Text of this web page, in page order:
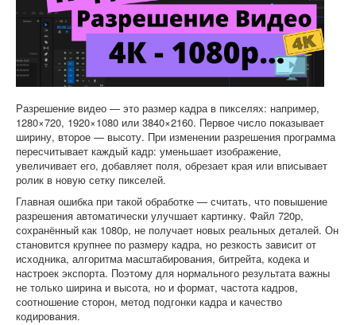
Софт
Разрешение видео — это размер кадра в пикселях: например,
1280×720, 1920×1080 или 3840×2160. Первое число показывает
ширину, второе — высоту. При изменении разрешения программа
пересчитывает каждый кадр: уменьшает изображение,
увеличивает его, добавляет поля, обрезает края или вписывает
ролик в новую сетку пикселей.
Главная ошибка при такой обработке — считать, что повышение
разрешения автоматически улучшает картинку. Файл 720p,
сохранённый как 1080p, не получает новых реальных деталей. Он
становится крупнее по размеру кадра, но резкость зависит от
исходника, алгоритма масштабирования, битрейта, кодека и
настроек экспорта. Поэтому для нормального результата важны
не только ширина и высота, но и формат, частота кадров,
соотношение сторон, метод подгонки кадра и качество
кодирования.